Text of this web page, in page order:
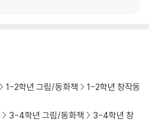
1-2학년 그림/동화책
1-2학년 창작동
3-4학년 그림/동화책
3-4학년 창